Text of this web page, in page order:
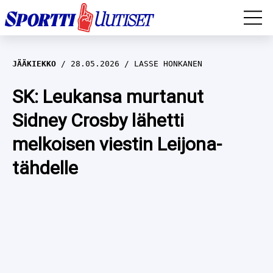
EM-YLEISURHEILU
JÄÄKIEKKO
YLEISURHEILU
WILMA HELTELÄ
TALVILAJIT
JÄÄKIEKKO 28.05.2026 LASSE HONKANEN
SK: Leukansa murtanut
Sidney Crosby lähetti
melkoisen viestin Leijona-
tähdelle